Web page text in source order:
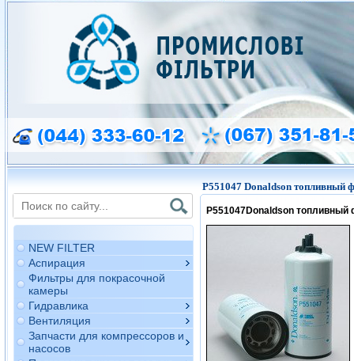
NEW FILTER
Аспирация
Фильтры для покрасочной
камеры
Гидравлика
Вентиляция
Запчасти для компрессоров и
насосов
P551047 Donaldson топливный
P551047Donaldson топливный